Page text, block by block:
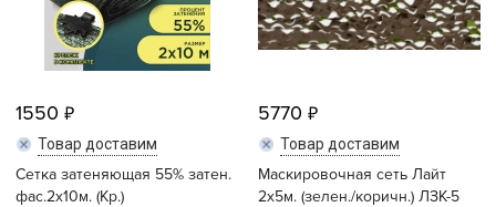
1550
Товар доставим
Сетка затеняющая 55% затен.
фас.2х10м. (Кр.)
5770
Товар доставим
Маскировочная сеть Лайт
2х5м. (зелен./коричн.) ЛЗК-5